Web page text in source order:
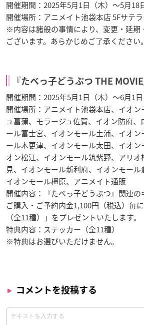
開催期間：2025年5月1日（木）～5月18
開催場所：アニメイト池袋本店 5Fサテ
※内容は諸般の事情により、変更・延期
ございます。あらかじめご了承ください。
『たべっ子どうぶつ THE
開催期間：2025年5月1日（木）～6月1日
開催場所：アニメイト池袋本店、イオ
ュ菖蒲、モラージュ佐賀、イオン防府
ール富士宮、イオンモール土浦、イオ
ール木更津、イオンモール太田、イオ
オン松江、イオンモール筑紫野、アリ
見、イオンモール新利府、イオンモール
イオンモール橿原、アニメイト通販
開催内容：『たべっ子どうぶつ』関連の
ご購入・ご予約内金1,100円（税込）毎
（全11種）」をプレゼントいたします。
特典内容：ステッカー（全11種）
※特典はお選びいただけません。
コメントを投稿する